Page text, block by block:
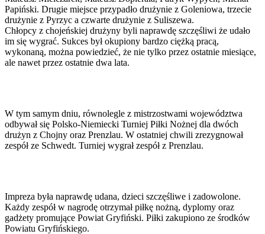
Papiński. Drugie miejsce przypadło drużynie z Goleniowa, trzecie
drużynie z Pyrzyc a czwarte drużynie z Suliszewa.
Chłopcy z chojeńskiej drużyny byli naprawdę szczęśliwi że udało
im się wygrać. Sukces był okupiony bardzo ciężką pracą,
wykonaną, można powiedzieć, że nie tylko przez ostatnie miesiące,
ale nawet przez ostatnie dwa lata.
W tym samym dniu, równolegle z mistrzostwami województwa
odbywał się Polsko-Niemiecki Turniej Piłki Nożnej dla dwóch
drużyn z Chojny oraz Prenzlau. W ostatniej chwili zrezygnował
zespół ze Schwedt. Turniej wygrał zespół z Prenzlau.
Impreza była naprawdę udana, dzieci szczęśliwe i zadowolone.
Każdy zespół w nagrodę otrzymał piłkę nożną, dyplomy oraz
gadżety promujące Powiat Gryfiński. Piłki zakupiono ze środków
Powiatu Gryfińskiego.